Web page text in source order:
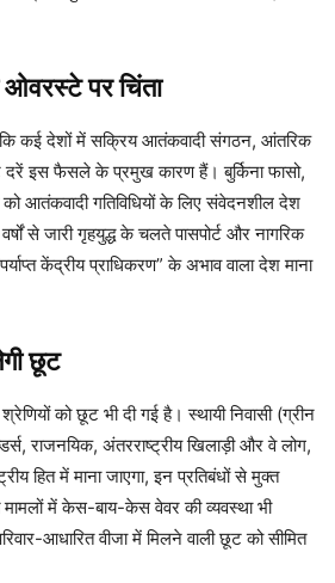
पर चिंता
कि कई देशों में सक्रिय आतंकवादी संगठन, आंतरिक
इस फैसले के प्रमुख कारण हैं। बुर्किना फासो,
को आतंकवादी गतिविधियों के लिए संवेदनशील देश
वर्षों से जारी गृहयुद्ध के चलते पासपोर्ट और नागरिक
केंद्रीय प्राधिकरण” के अभाव वाला देश माना
छूट
को छूट भी दी गई है। स्थायी निवासी (ग्रीन
राजनयिक, अंतरराष्ट्रीय खिलाड़ी और वे लोग,
हित में माना जाएगा, इन प्रतिबंधों से मुक्त
में केस-बाय-केस वेवर की व्यवस्था भी
आधारित वीजा में मिलने वाली छूट को सीमित